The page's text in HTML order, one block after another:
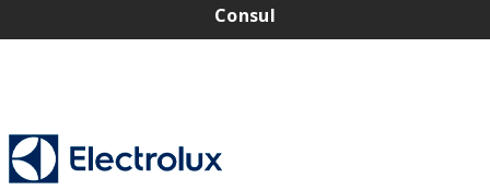
Consul
Assistência Técnica Consul na Zona Oeste